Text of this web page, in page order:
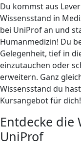
Du kommst aus
Wissensstand in
bei UniProf an und
Humanmedizin! Du
Gelegenheit, tief in
einzutauchen oder
erweitern. Ganz
Wissensstand du
Kursangebot für dich!
Entdecke
UniProf